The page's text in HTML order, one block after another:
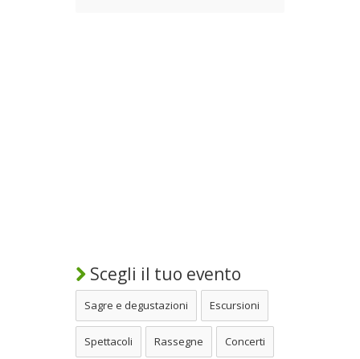
Scegli il tuo evento
Sagre e degustazioni Escursioni
Spettacoli Rassegne Concerti